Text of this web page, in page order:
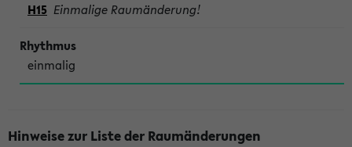
H15 Einmalige Raumänderung!
einmalig
Hinweise zur Liste der Raumänderungen